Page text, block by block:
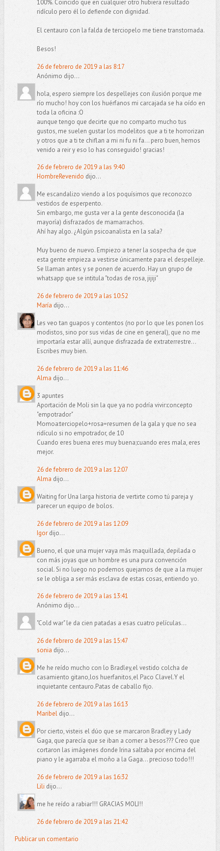
100%. Coincido que en cualquier otro hubiera resultado
ridículo pero él lo defiende con dignidad.
El centauro con la falda de terciopelo me tiene transtornada.
Besos!
26 de febrero de 2019 a las 8:17
Anónimo dijo...
hola, espero siempre los despellejes con ilusión porque me
río mucho! hoy con los huérfanos mi carcajada se ha oído en
toda la oficina :O
aunque tengo que decirte que no comparto mucho tus
gustos, me suelen gustar los modelitos que a ti te horrorizan
y otros que a ti te chiflan a mi ni fu ni fa... pero buen, hemos
venido a reir y eso lo has conseguido! gracias!
26 de febrero de 2019 a las 9:40
HombreRevenido dijo...
Me escandalizo viendo a los poquísimos que reconozco
vestidos de esperpento.
Sin embargo, me gusta ver a la gente desconocida (la
mayoría) disfrazados de mamarrachos.
Ahí hay algo. ¿Algún psicoanalista en la sala?
Muy bueno de nuevo. Empiezo a tener la sospecha de que
esta gente empieza a vestirse únicamente para el despelleje.
Se llaman antes y se ponen de acuerdo. Hay un grupo de
whatsapp que se intitula "todas de rosa, jijiji"
26 de febrero de 2019 a las 10:52
María dijo...
Les veo tan guapos y contentos (no por lo que les ponen los
modistos, sino por sus vidas de cine en general), que no me
importaría estar allí, aunque disfrazada de extraterrestre...
Escribes muy bien.
26 de febrero de 2019 a las 11:46
Alma dijo...
3 apuntes
Aportación de Moli sin la que ya no podría vivir:concepto
"empotrador"
Momoa:terciopelo+rosa=resumen de la gala y que no sea
ridículo si no empotrador, de 10
Cuando eres buena eres muy buena;cuando eres mala, eres
mejor.
26 de febrero de 2019 a las 12:07
Alma dijo...
Waiting for Una larga historia de vertirte como tú pareja y
parecer un equipo de bolos.
26 de febrero de 2019 a las 12:09
Igordijo...
Bueno, el que una mujer vaya más maquillada, depilada o
con más joyas que un hombre es una pura convención
social. Si no luego no podemos quejarnos de que a la mujer
se le obliga a ser más esclava de estas cosas, entiendo yo.
26 de febrero de 2019 a las 13:41
Anónimo dijo...
"Cold war" le da cien patadas a esas cuatro películas...
26 de febrero de 2019 a las 15:47
sonia dijo...
Me he reído mucho con lo Bradley,el vestido colcha de
casamiento gitano,los huerfanitos,el Paco Clavel.Y el
inquietante centauro.Patas de caballo fijo.
26 de febrero de 2019 a las 16:13
Maribeldijo...
Por cierto, visteis el dúo que se marcaron Bradley y Lady
Gaga, que parecía que se iban a comer a besos??? Creo que
cortaron las imágenes donde Irina saltaba por encima del
piano y le agarraba el moño a la Gaga... precioso todo!!!
26 de febrero de 2019 a las 16:32
Lili dijo...
me he reído a rabiar!!! GRACIAS MOLI!!
26 de febrero de 2019 a las 21:42
Publicar un comentario